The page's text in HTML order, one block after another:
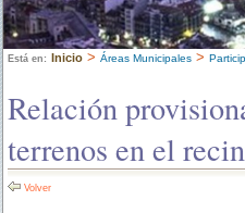
Está en: Inicio > Áreas Municipales >
Relación
terrenos en el
Volver